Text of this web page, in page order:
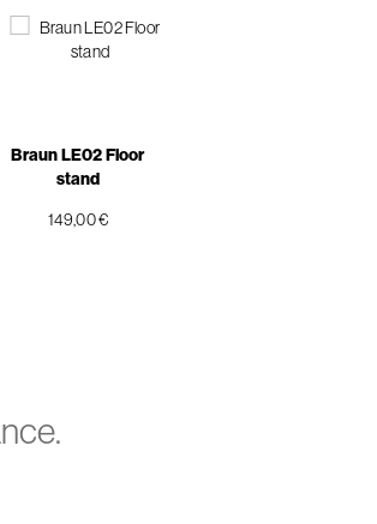
Braun LE02 Floor
stand
149,00 €